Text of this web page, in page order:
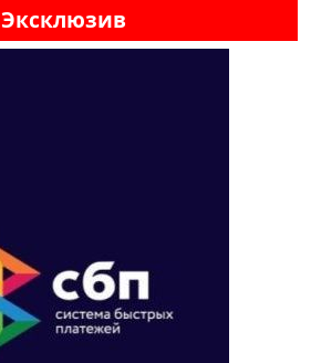
Эксклюзив